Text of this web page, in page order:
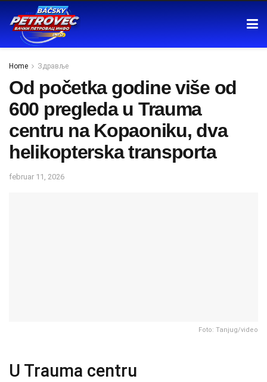
Home Здравље
Od početka godine više od
600 pregleda u Trauma
centru na Kopaoniku, dva
helikopterska transporta
februar 11, 2026
Foto: Tanjug/video
U Trauma centru